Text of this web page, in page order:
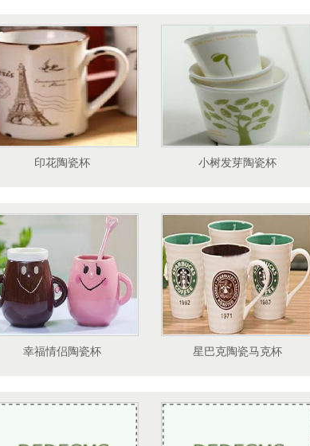
印花陶瓷杯 小树发芽陶瓷杯
幸福情侣陶瓷杯 星巴克陶瓷马克杯